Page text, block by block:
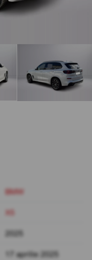
BMW
X5
2025
17 aprilie 2025